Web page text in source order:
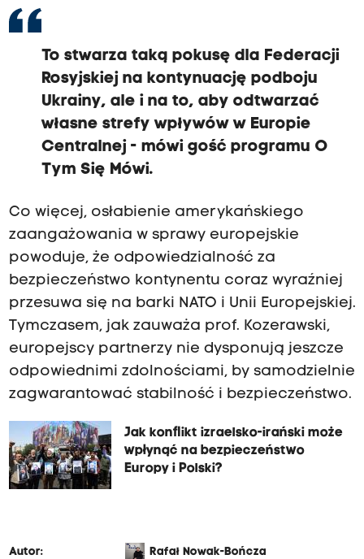
To stwarza taką pokusę dla Federacji
Rosyjskiej na kontynuację podboju
Ukrainy, ale i na to, aby odtwarzać
własne strefy wpływów w Europie
Centralnej - mówi gość programu O
Tym Się Mówi.
Co więcej, osłabienie amerykańskiego
zaangażowania w sprawy europejskie
powoduje, że odpowiedzialność za
bezpieczeństwo kontynentu coraz wyraźniej
przesuwa się na barki NATO i Unii Europejskiej.
Tymczasem, jak zauważa prof. Kozerawski,
europejscy partnerzy nie dysponują jeszcze
odpowiednimi zdolnościami, by samodzielnie
zagwarantować stabilność i bezpieczeństwo.
Jak konflikt izraelsko-irański może
wpłynąć na bezpieczeństwo
Europy i Polski?
Autor: Rafał Nowak-Bończa